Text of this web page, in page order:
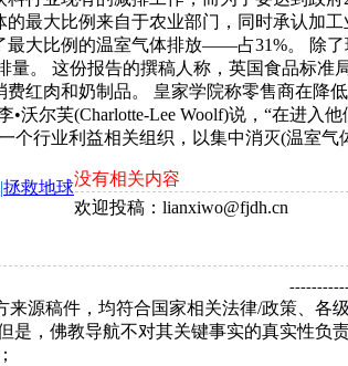
最大比例来自于农业部门，同时承认加
最大比例的温室气体排放——占31%。 除
量。 这份报告的撰稿人称，英国食品标准
红肉和奶制品。 皇家学院称零售商在
•沃尔芙(Charlotte-Lee Woolf)说，“在进
个行业利益相关组织，以集中消灭(温室气
|拯救地球没有相关内容
欢迎投稿：lianxiwo@fjdh.cn
来源稿件，均符合国家相关法律/政策、各
是，佛教导航不对其关键事实的真实性